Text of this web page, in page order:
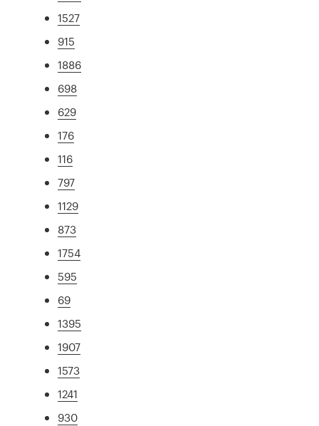
1527
915
1886
698
629
176
116
797
1129
873
1754
595
69
1395
1907
1573
1241
930